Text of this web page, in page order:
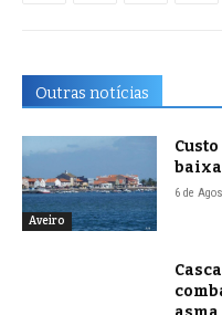
Outras notícias
Aveiro
6 de